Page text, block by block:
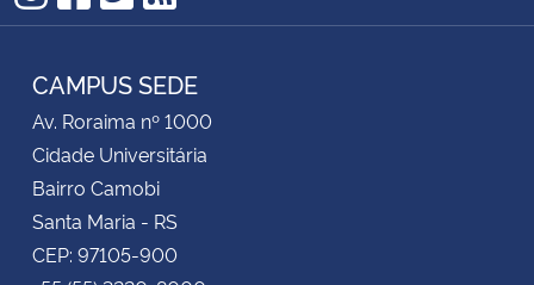
Instagram
Facebook
Twitter
RSS
CAMPUS SEDE
Av. Roraima nº 1000
Cidade Universitária
Bairro Camobi
Santa Maria - RS
CEP: 97105-900